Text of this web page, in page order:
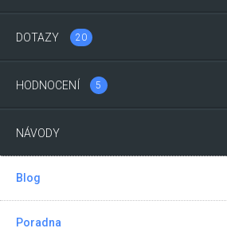
DOTAZY 20
HODNOCENÍ 5
NÁVODY
Blog
Poradna